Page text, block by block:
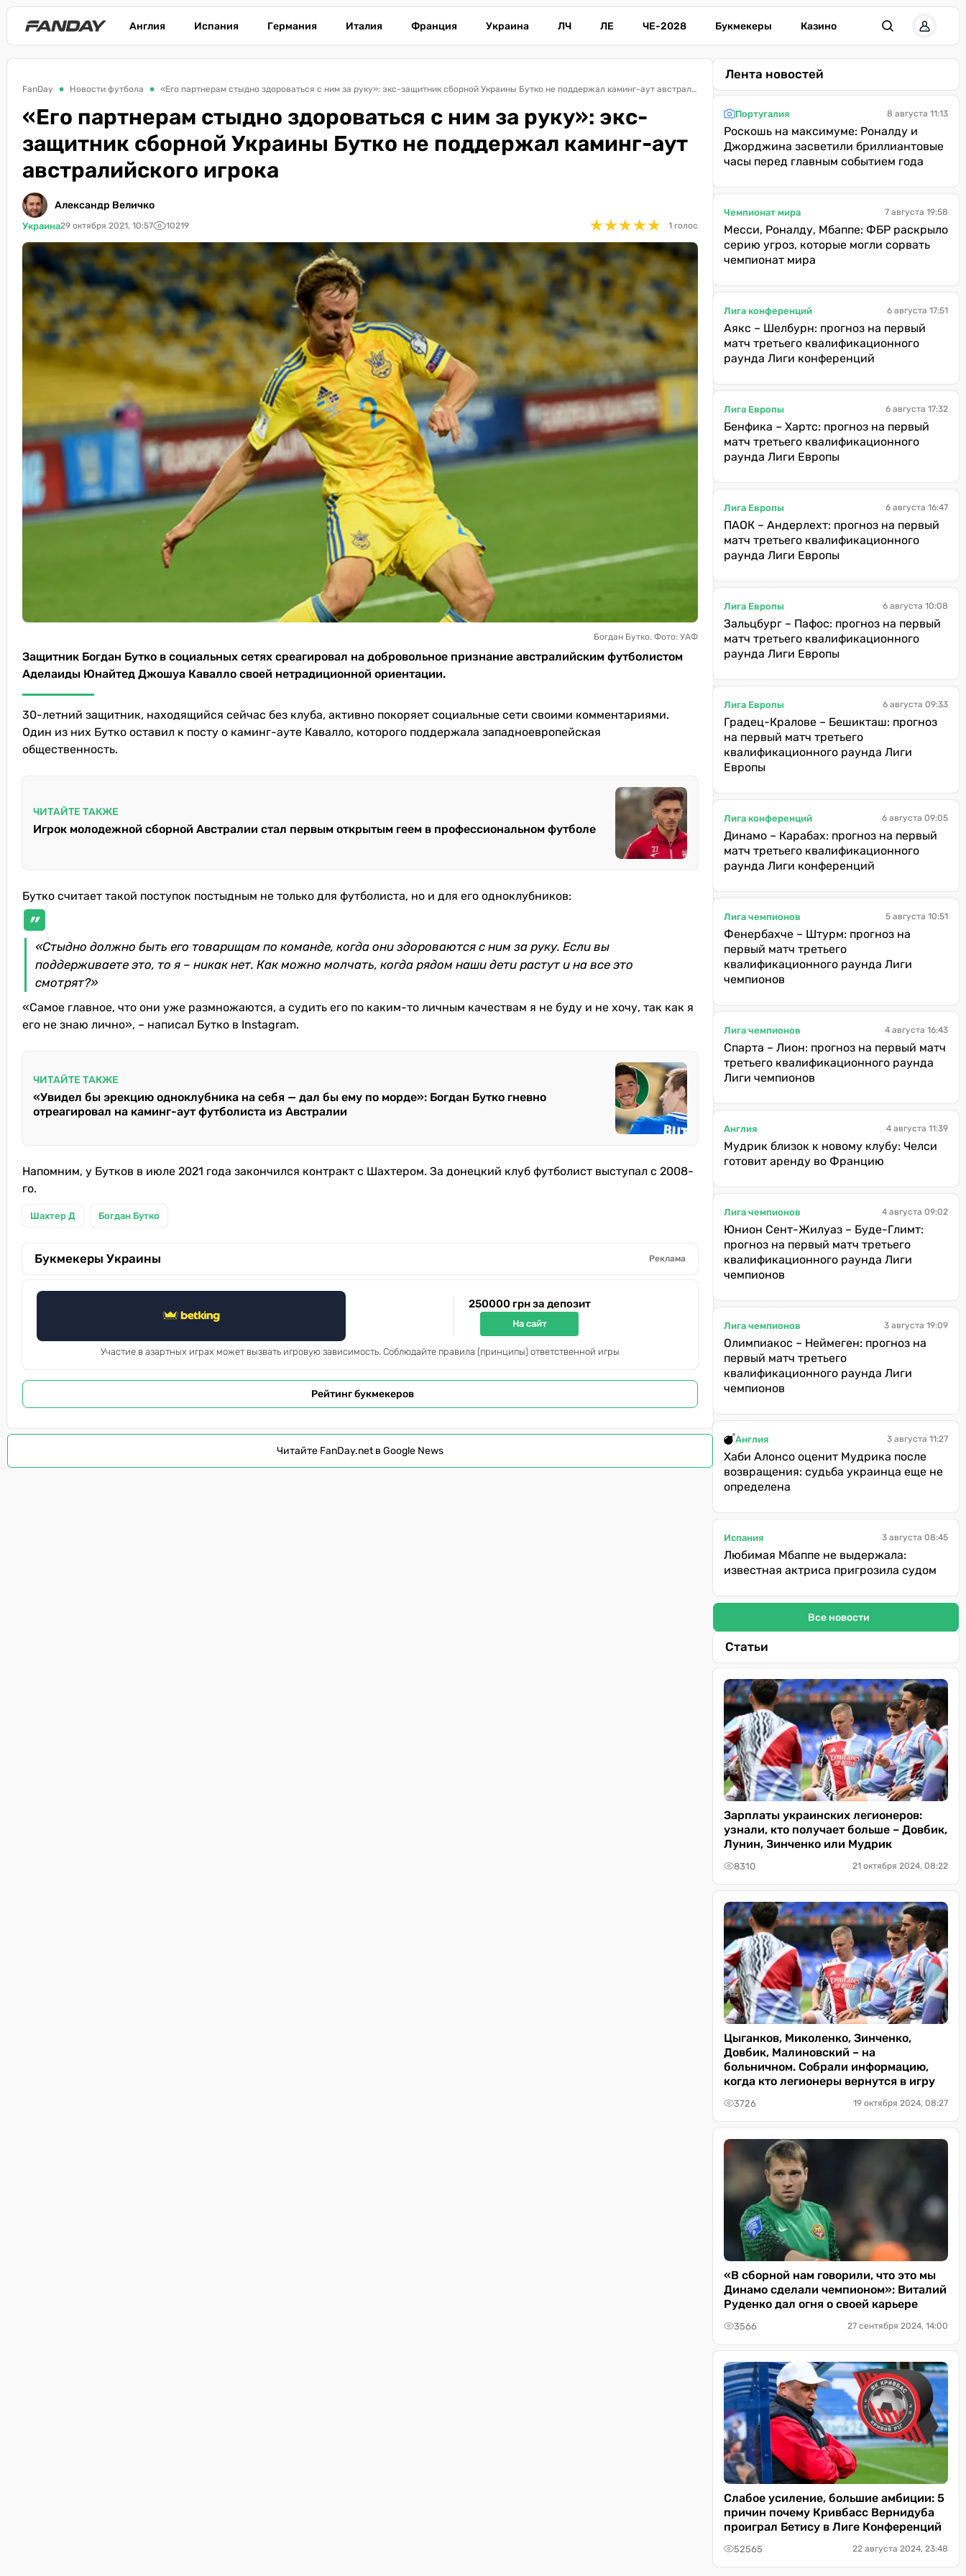
Англия Испания Германия Италия Франция Украина ЛЧ ЛЕ ЧЕ-2028 Букмекеры Казино
FanDay Новости футбола «Его партнерам стыдно здороваться с ним за руку»: экс-защитник сборной Украины Бутко не поддержал каминг-аут австралийского игрока
«Его партнерам стыдно здороваться с ним за руку»: экс-
защитник сборной Украины Бутко не поддержал каминг-аут
австралийского игрока
Александр Величко
Украина29 октября 2021, 10:57 10219 ★★★★★
★★★★★ 1 голос
Богдан Бутко. Фото: УАФ
Защитник Богдан Бутко в социальных сетях среагировал на добровольное признание австралийским футболистом
Аделаиды Юнайтед Джошуа Кавалло своей нетрадиционной ориентации.
30-летний защитник, находящийся сейчас без клуба, активно покоряет социальные сети своими комментариями.
Один из них Бутко оставил к посту о каминг-ауте Кавалло, которого поддержала западноевропейская
общественность.
ЧИТАЙТЕ ТАКЖЕ
Игрок молодежной сборной Австралии стал первым открытым геем в профессиональном футболе
Бутко считает такой поступок постыдным не только для футболиста, но и для его одноклубников:
«Стыдно должно быть его товарищам по команде, когда они здороваются с ним за руку. Если вы
поддерживаете это, то я – никак нет. Как можно молчать, когда рядом наши дети растут и на все это
смотрят?»
«Самое главное, что они уже размножаются, а судить его по каким-то личным качествам я не буду и не хочу, так как я
его не знаю лично», – написал Бутко в Instagram.
ЧИТАЙТЕ ТАКЖЕ
«Увидел бы эрекцию одноклубника на себя — дал бы ему по морде»: Богдан Бутко гневно
отреагировал на каминг-аут футболиста из Австралии
Напомним, у Бутков в июле 2021 года закончился контракт с Шахтером. За донецкий клуб футболист выступал с 2008-
го.
Шахтер Д Богдан Бутко
Букмекеры Украины Реклама
250000 грн за депозит
На сайт
Участие в азартных играх может вызвать игровую зависимость. Соблюдайте правила (принципы) ответственной игры
Рейтинг букмекеров
Читайте FanDay.net в Google News
Лента новостей
Португалия 8 августа 11:13
Роскошь на максимуме: Роналду и
Джорджина засветили бриллиантовые
часы перед главным событием года
Чемпионат мира 7 августа 19:58
Месси, Роналду, Мбаппе: ФБР раскрыло
серию угроз, которые могли сорвать
чемпионат мира
Лига конференций 6 августа 17:51
Аякс – Шелбурн: прогноз на первый
матч третьего квалификационного
раунда Лиги конференций
Лига Европы 6 августа 17:32
Бенфика – Хартс: прогноз на первый
матч третьего квалификационного
раунда Лиги Европы
Лига Европы 6 августа 16:47
ПАОК – Андерлехт: прогноз на первый
матч третьего квалификационного
раунда Лиги Европы
Лига Европы 6 августа 10:08
Зальцбург – Пафос: прогноз на первый
матч третьего квалификационного
раунда Лиги Европы
Лига Европы 6 августа 09:33
Градец-Кралове – Бешикташ: прогноз
на первый матч третьего
квалификационного раунда Лиги
Европы
Лига конференций 6 августа 09:05
Динамо – Карабах: прогноз на первый
матч третьего квалификационного
раунда Лиги конференций
Лига чемпионов 5 августа 10:51
Фенербахче – Штурм: прогноз на
первый матч третьего
квалификационного раунда Лиги
чемпионов
Лига чемпионов 4 августа 16:43
Спарта – Лион: прогноз на первый матч
третьего квалификационного раунда
Лиги чемпионов
Англия 4 августа 11:39
Мудрик близок к новому клубу: Челси
готовит аренду во Францию
Лига чемпионов 4 августа 09:02
Юнион Сент-Жилуаз – Буде-Глимт:
прогноз на первый матч третьего
квалификационного раунда Лиги
чемпионов
Лига чемпионов 3 августа 19:09
Олимпиакос – Неймеген: прогноз на
первый матч третьего
квалификационного раунда Лиги
чемпионов
Англия 3 августа 11:27
Хаби Алонсо оценит Мудрика после
возвращения: судьба украинца еще не
определена
Испания 3 августа 08:45
Любимая Мбаппе не выдержала:
известная актриса пригрозила судом
Все новости
Статьи
Зарплаты украинских легионеров:
узнали, кто получает больше – Довбик,
Лунин, Зинченко или Мудрик
8310 21 октября 2024, 08:22
Цыганков, Миколенко, Зинченко,
Довбик, Малиновский – на
больничном. Собрали информацию,
когда кто легионеры вернутся в игру
3726 19 октября 2024, 08:27
«В сборной нам говорили, что это мы
Динамо сделали чемпионом»: Виталий
Руденко дал огня о своей карьере
3566 27 сентября 2024, 14:00
Слабое усиление, большие амбиции: 5
причин почему Кривбасс Вернидуба
проиграл Бетису в Лиге Конференций
52565 22 августа 2024, 23:48